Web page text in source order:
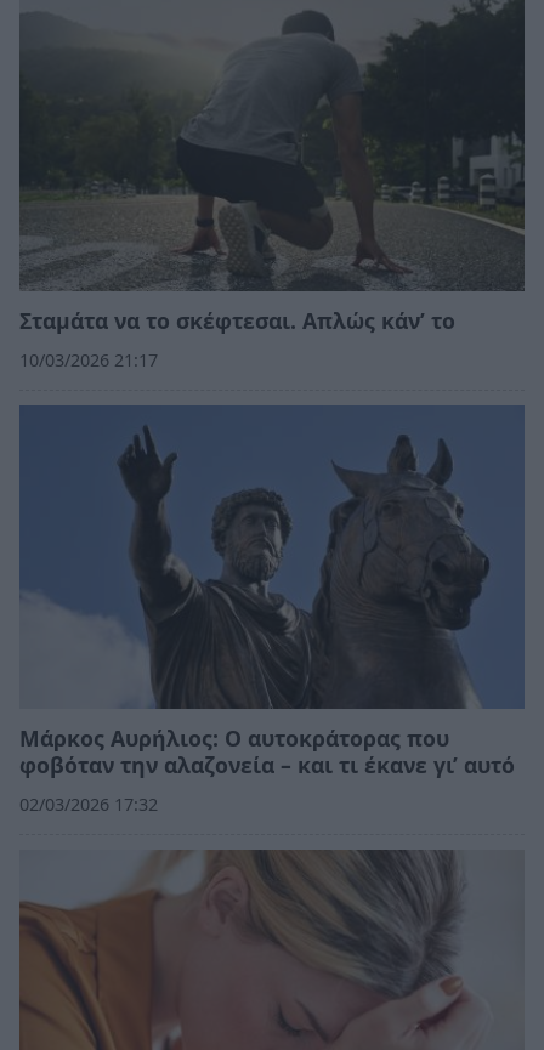
Σταμάτα να το σκέφτεσαι. Απλώς κάν’ το
10/03/2026 21:17
Μάρκος Αυρήλιος: Ο αυτοκράτορας που
φοβόταν την αλαζονεία – και τι έκανε γι’ αυτό
02/03/2026 17:32